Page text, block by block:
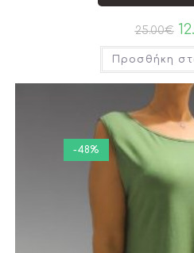
25.00€
Προσθήκη
-48%